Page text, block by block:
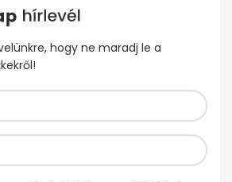
hogy ne maradj le a